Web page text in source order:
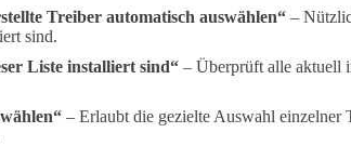
Treiber automatisch auswählen“ –
sind.
Liste installiert sind“ – Überprüft alle aktuell
– Erlaubt die gezielte Auswahl einzelner